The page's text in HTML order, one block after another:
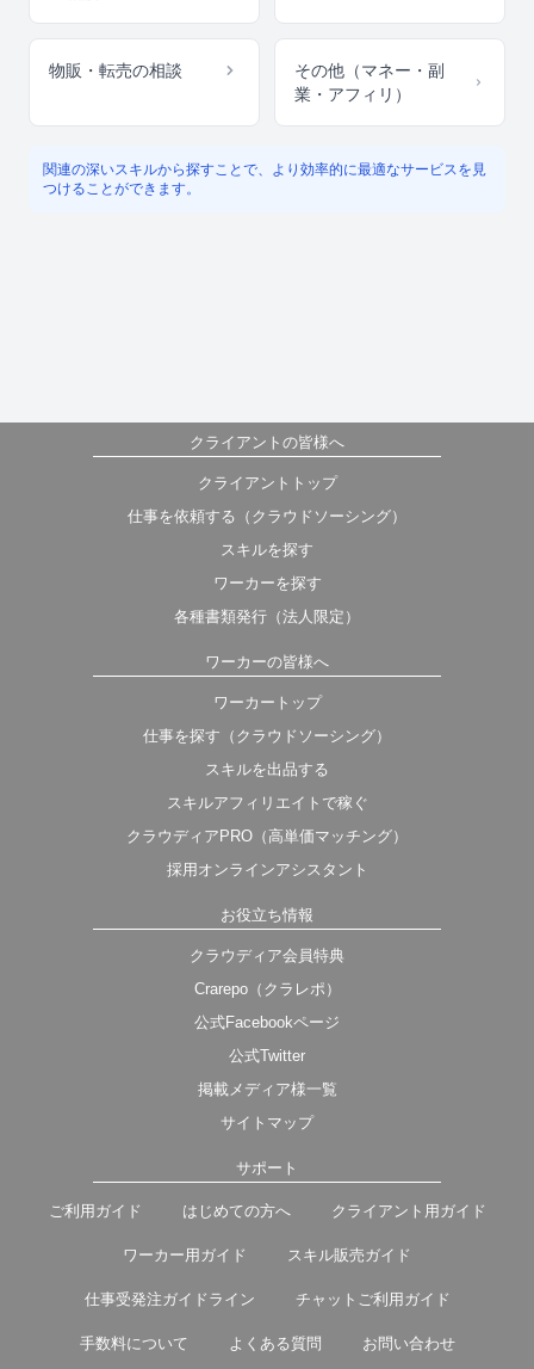
物販・転売の相談
その他（マネー・副
業・アフィリ）
関連の深いスキルから探すことで、より効率的に最適なサービスを見
つけることができます。
クライアントの皆様へ
クライアントトップ
仕事を依頼する（クラウドソーシング）
スキルを探す
ワーカーを探す
各種書類発行（法人限定）
ワーカーの皆様へ
ワーカートップ
仕事を探す（クラウドソーシング）
スキルを出品する
スキルアフィリエイトで稼ぐ
クラウディアPRO（高単価マッチング）
採用オンラインアシスタント
お役立ち情報
クラウディア会員特典
Crarepo（クラレポ）
公式Facebookページ
公式Twitter
掲載メディア様一覧
サイトマップ
サポート
ご利用ガイド はじめての方へ クライアント用ガイド
ワーカー用ガイド スキル販売ガイド
仕事受発注ガイドライン チャットご利用ガイド
手数料について よくある質問 お問い合わせ